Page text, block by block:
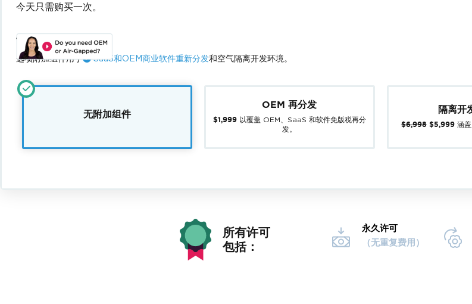
许可附加项：
选项附加组件用于 SaaS和OEM商业软件重新分发和空气隔离开发环境。
无附加组件
OEM 再分发
$1,999以覆盖 OEM、SaaS 和软件免版税再分
发。
隔离开
$6,998$5,999涵盖
今天只需购买一次。
所有许可
包括：
永久许可
（无重复费用）